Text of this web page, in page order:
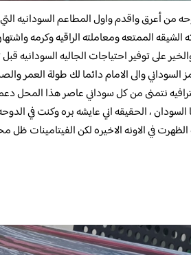
من أعرق واقدم واول المطاعم السودانيه
الممتعه ومعاملته الراقيه وكرمه
على توفير احتياجات الجاليه السودانيه
السوداني والى الامام دائما لك طولة العمر
نتمنى من كل سوداني عاصر هذا المحل
، الحقيقه اني عايشه بره وكنت في
في الاونه الاخيره لكن الفيتامينات ظل